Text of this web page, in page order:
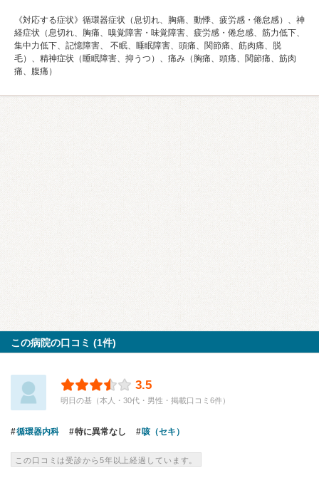
《対応する症状》循環器症状（息切れ、胸痛、動悸、疲労感・倦怠感）、神
経症状（息切れ、胸痛、嗅覚障害・味覚障害、疲労感・倦怠感、筋力低下、
集中力低下、記憶障害、 不眠、睡眠障害、頭痛、関節痛、筋肉痛、脱
毛）、精神症状（睡眠障害、抑うつ）、痛み（胸痛、頭痛、関節痛、筋肉
痛、腹痛）
この病院の口コミ (1件)
3.5
明日の基（本人・30代・男性・掲載口コミ6件）
循環器内科 特に異常なし 咳（セキ）
この口コミは受診から5年以上経過しています。